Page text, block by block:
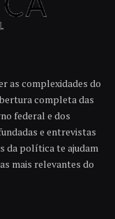
as complexidades do
completa das
federal e dos
e entrevistas
da política te ajudam
mais relevantes do